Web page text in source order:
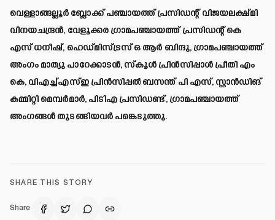
വെള്ളാങ്ങല്ലൂർ ബ്ലോക്ക് പഞ്ചായത്ത് പ്രസിഡന്റ് വിജയലക്ഷ്മി
വിനയചന്ദ്രൻ, വേളൂക്കര ഗ്രാമപഞ്ചായത്ത് പ്രസിഡന്റ് കെ
എസ് ധനീഷ്, ഹെഡ്മിസ്ട്രസ് ഒ ആർ ബിന്ദു, ഗ്രാമപഞ്ചായത്ത്
അംഗം മാത്യു പാറേക്കാടൻ, സ്കൂൾ പ്രിൻസിപ്പാൾ പ്രീതി എം
കെ, വിഎച്ച്എസ്ഇ പ്രിൻസിപ്പൽ ബസന്ത് പി എസ്, സ്റ്റാൻഡിങ്
കമ്മിറ്റി മെമ്പർമാർ, പിടിഎ പ്രസിഡണ്ട്, ഗ്രാമപഞ്ചായത്ത്
അംഗങ്ങൾ തുടങ്ങിയവർ പങ്കെടുത്തു.
SHARE THIS STORY
Share